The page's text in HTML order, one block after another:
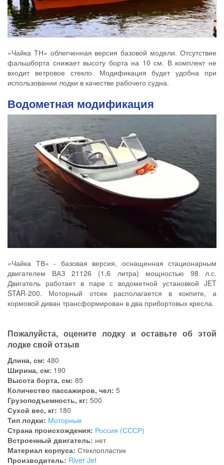
«Чайка ТН» облегченная версия базовой модели. Отсутствие
фальшборта снижает высоту борта на 10 см. В комплект не
входит ветровое стекло. Модификация будет удобна при
использовании лодки в качестве рабочего судна.
Водометная модификация
«Чайка ТВ» - базовая версия, оснащенная стационарным
двигателем ВАЗ 21126 (1,6 литра) мощностью 98 л.с.
Двигатель работает в паре с водометной установкой JET
STAR-200. Моторный отсек располагается в кокпите, а
кормовой диван трансформирован в два прибортовых кресла.
Пожалуйста, оцените лодку и оставьте об этой
лодке свой отзыв
Длина, см: 480
Ширина, см: 190
Высота борта, см: 85
Количество пассажиров, чел: 5
Грузоподъемность, кг: 500
Сухой вес, кг: 180
Тип лодки: Моторные
Страна происхождения: Россия (СССР)
Встроенный двигатель: нет
Материал корпуса: Стеклопластик
Производитель: River Jet